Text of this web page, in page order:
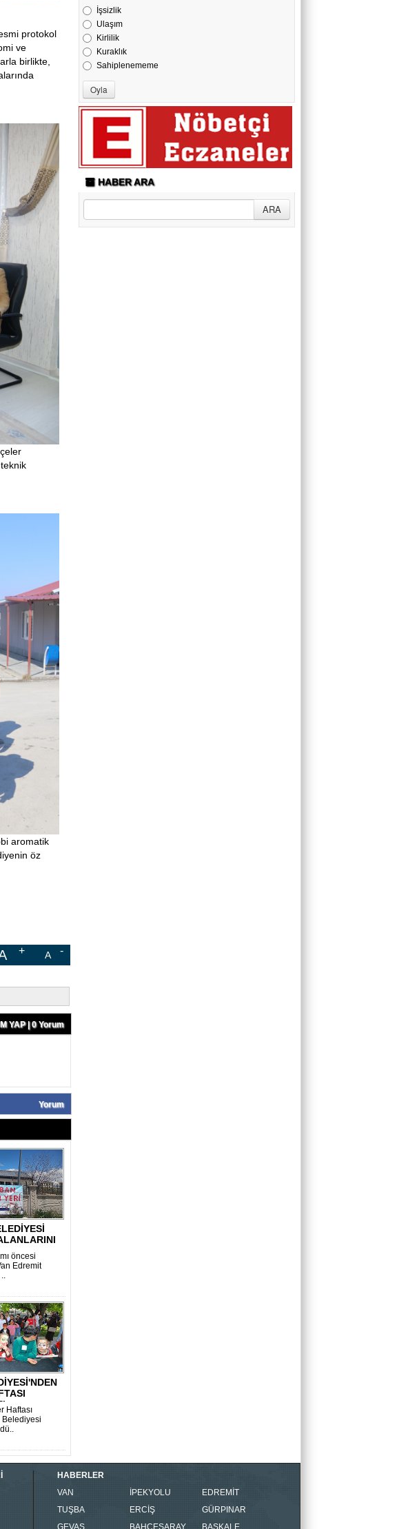
protokol
ve
birlikte,
aromatik
öz
A
YAP | 0 Yorum
Yorum
öncesi
Edremit
Haftası
Belediyesi
İşsizlik
Ulaşım
Kirlilik
Kuraklık
Sahiplenememe
HABER ARA
HABERLER
VAN
İPEKYOLU
EDREMİT
TUŞBA
ERCİŞ
GÜRPINAR
GEVAŞ
BAHÇESARAY BAŞKALE